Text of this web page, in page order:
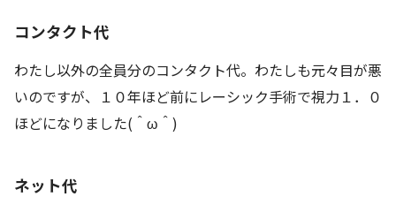
コンタクト代
わたし以外の全員分のコンタクト代。わたしも元々目が悪
いのですが、１０年ほど前にレーシック手術で視力１．０
ほどになりました(＾ω＾)
ネット代